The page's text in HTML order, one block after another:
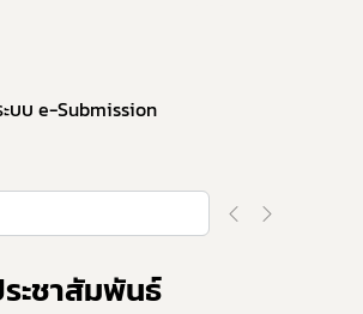
ด้านจุลินทรีย์ที่ทำให้เกิดโรค
ารที่มีสารพิษ-ยาสัตว์ตกค้าง
นระบบการผลิตอาหาร)
ะบบ e-Submission
ะชาสัมพันธ์